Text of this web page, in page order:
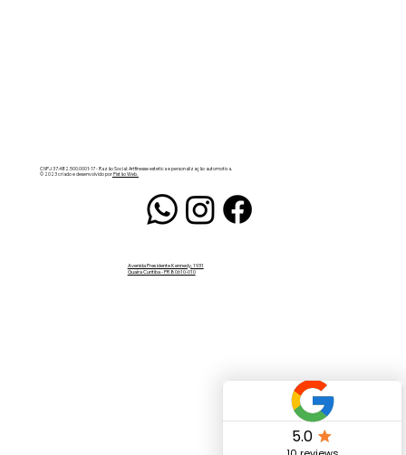
Avenida Presidente Kennedy, 1931
Guaíra Curitiba - PR 80610-010
CNPJ 37.482.500.0001-17 - Razão Social: Artfinesse estetica e personalização automotiva.
© 2023 criado e desenvolvido porPistão Web.